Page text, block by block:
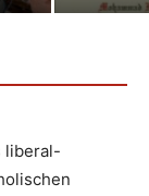
liberal-